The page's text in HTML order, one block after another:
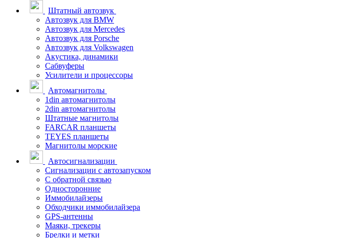
Штатный автозвук
Автозвук для BMW
Автозвук для Mercedes
Автозвук для Porsche
Автозвук для Volkswagen
Акустика, динамики
Сабвуферы
Усилители и процессоры
Автомагнитолы
1din автомагнитолы
2din автомагнитолы
Штатные магнитолы
FARCAR планшеты
TEYES планшеты
Магнитолы морские
Автосигнализации
Сигнализации с автозапуском
С обратной связью
Односторонние
Иммобилайзеры
Обходчики иммобилайзера
GPS-антенны
Маяки, трекеры
Брелки и метки